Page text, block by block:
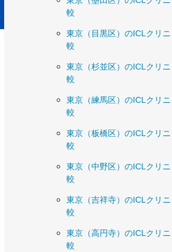
較
東京（目黒区）のICLクリ
較
東京（杉並区）のICLクリ
較
東京（練馬区）のICLクリ
較
東京（板橋区）のICLクリ
較
東京（中野区）のICLクリ
較
東京（吉祥寺）のICLクリ
較
東京（高円寺）のICLクリ
較